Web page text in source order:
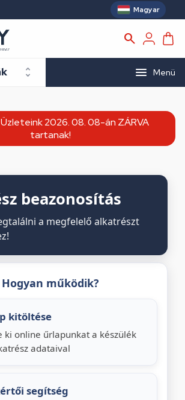
Magyar
Menü
Üzleteink 2026. 08. 08-án ZÁRVA
tartanak!